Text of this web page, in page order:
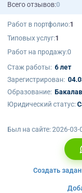
Всего отзывов:0
Работ в портфолио:1
Типовых услуг:1
Работ на продажу:0
Стаж работы: 6 лет
Зарегистрирован:
Образование:
Юридический статус:
Был на сайте:2026-03-
Создать